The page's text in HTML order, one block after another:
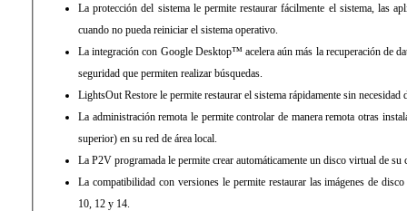
La protección del sistema le permite restaurar fácilmente el sistema, las
cuando no pueda reiniciar el sistema operativo.
La integración con Google Desktop™ acelera aún más la recuperación de
seguridad que permiten realizar búsquedas.
LightsOut Restore le permite restaurar el sistema rápidamente sin necesidad
La administración remota le permite controlar de manera remota otras
superior) en su red de área local.
La P2V programada le permite crear automáticamente un disco virtual de su
La compatibilidad con versiones le permite restaurar las imágenes de
10, 12 y 14.